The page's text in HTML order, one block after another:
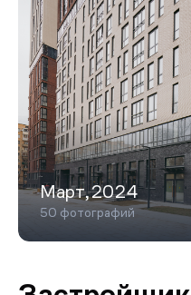
Март,2024
50 фотографий